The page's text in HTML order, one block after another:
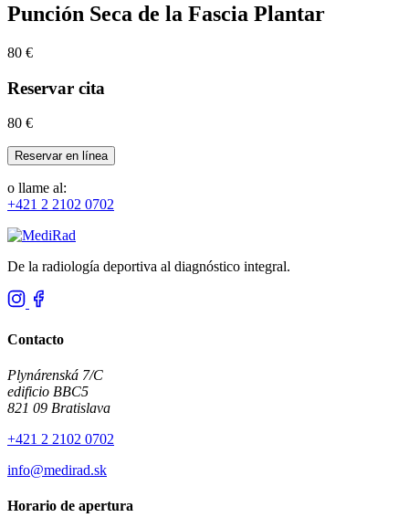
Punción Seca de la Fascia Plantar
80 €
Reservar cita
80 €
Reservar en línea
o llame al:
+421 2 2102 0702
De la radiología deportiva al diagnóstico integral.
Contacto
Plynárenská 7/C
edificio BBC5
821 09 Bratislava
+421 2 2102 0702
info@medirad.sk
Horario de apertura